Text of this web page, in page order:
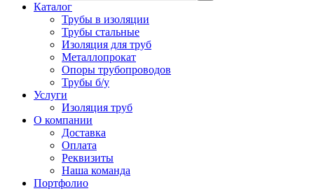
Каталог
Трубы в изоляции
Трубы стальные
Изоляция для труб
Металлопрокат
Опоры трубопроводов
Трубы б/у
Услуги
Изоляция труб
О компании
Доставка
Оплата
Реквизиты
Наша команда
Портфолио